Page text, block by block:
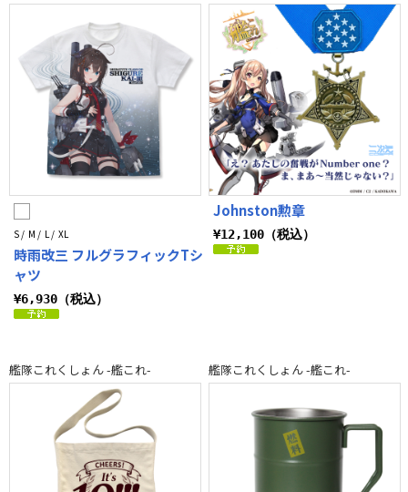
S / M / L / XL
時雨改三 フルグラフィックTシ
ャツ
¥6,930（税込）
Johnston勲章
¥12,100（税込）
艦隊これくしょん -艦これ- 艦隊これくしょん -艦これ-